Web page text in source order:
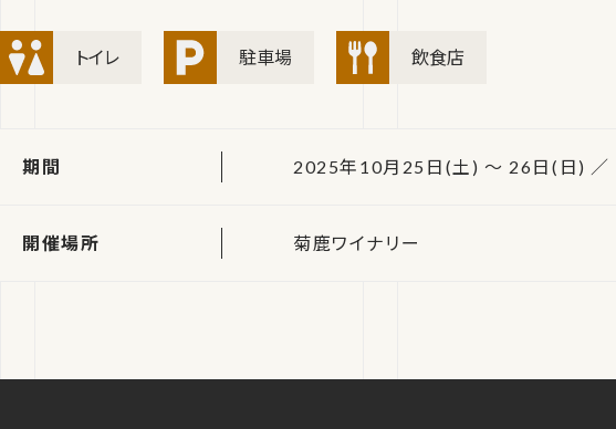
トイレ 駐車場 飲食店
期間 2025年10月25日(土) ～ 26日(日) ／
開催場所 菊鹿ワイナリー